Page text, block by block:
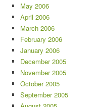
May 2006
April 2006
March 2006
February 2006
January 2006
December 2005
November 2005
October 2005
September 2005